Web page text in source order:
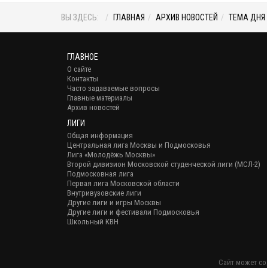
ВЫ ЗДЕСЬ: ГЛАВНАЯ АРХИВ НОВОСТЕЙ ТЕМА ДНЯ
ГЛАВНОЕ
О сайте
Контакты
Часто задаваемые вопросы
Главные материалы
Архив новостей
ЛИГИ
Общая информация
Центральная лига Москвы и Подмосковья
Лига «Молодёжь Москвы»
Второй дивизион Московской студенческой лиги (МСЛ-2)
Подмосковная лига
Первая лига Московской области
Внутривузовские лиги
Другие лиги и игры Москвы
Другие лиги и фестивали Подмосковья
Школьный КВН
Сайт может